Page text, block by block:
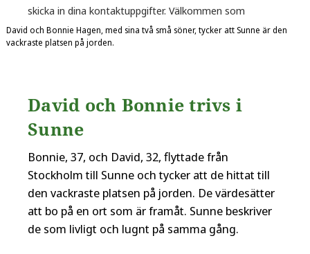
skicka in dina kontaktuppgifter. Välkommen som
prenumerant!
David och Bonnie Hagen, med sina två små söner, tycker att Sunne är den
vackraste platsen på jorden.
David och Bonnie trivs i
Sunne
Bonnie, 37, och David, 32, flyttade från
Stockholm till Sunne och tycker att de hittat till
den vackraste platsen på jorden. De värdesätter
att bo på en ort som är framåt. Sunne beskriver
de som livligt och lugnt på samma gång.